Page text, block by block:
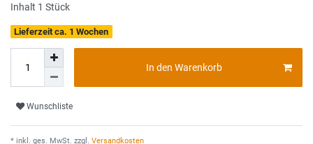
Inhalt 1 Stück
Lieferzeit ca. 1 Wochen
In den Warenkorb
Wunschliste
* inkl. ges. MwSt. zzgl. Versandkosten